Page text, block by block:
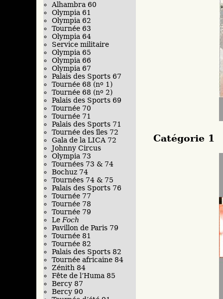
Catégorie 1
Alhambra 60
Olympia 61
Olympia 62
Tournée 63
Olympia 64
Service militaire
Olympia 65
Olympia 66
Olympia 67
Palais des Sports 67
Tournée 68 (no 1)
Tournée 68 (no 2)
Palais des Sports 69
Tournée 70
Tournée 71
Palais des Sports 71
Tournée des îles 72
Gala de la LICA 72
Johnny Circus
Olympia 73
Tournées 73 & 74
Bochuz 74
Tournées 74 & 75
Palais des Sports 76
Tournée 77
Tournée 78
Tournée 79
Le Foch
Pavillon de Paris 79
Tournée 81
Tournée 82
Palais des Sports 82
Tournée africaine 84
Zénith 84
Fête de l’Huma 85
Bercy 87
Bercy 90